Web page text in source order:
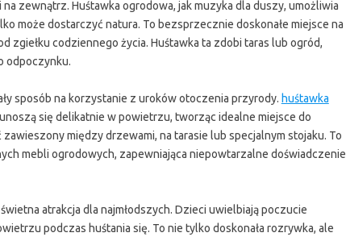
zewnątrz. Huśtawka ogrodowa, jak muzyka dla duszy, umożliwia
może dostarczyć natura. To bezsprzecznie doskonałe miejsce na
zgiełku codziennego życia. Huśtawka ta zdobi taras lub ogród,
odpoczynku.
sposób na korzystanie z uroków otoczenia przyrody. huśtawka
się delikatnie w powietrzu, tworząc idealne miejsce do
między drzewami, na tarasie lub specjalnym stojaku. To
mebli ogrodowych, zapewniająca niepowtarzalne doświadczenie
atrakcja dla najmłodszych. Dzieci uwielbiają poczucie
podczas huśtania się. To nie tylko doskonała rozrywka, ale